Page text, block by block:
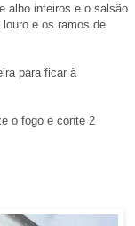
alho inteiros e o salsão
e os ramos de
para ficar à
o fogo e conte 2